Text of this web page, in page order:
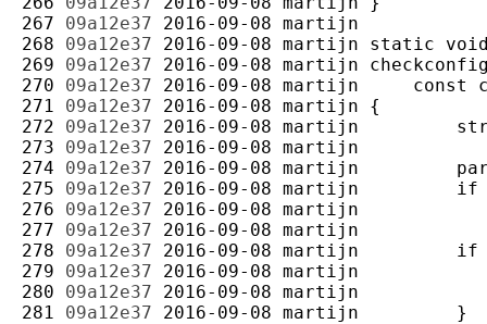
267 09a12e37 2016-09-08 martijn
268 09a12e37 2016-09-08 martijn
269 09a12e37 2016-09-08 martijn
270 09a12e37 2016-09-08 martijn
271 09a12e37 2016-09-08 martijn
272 09a12e37 2016-09-08 martijn
273 09a12e37 2016-09-08 martijn
274 09a12e37 2016-09-08 martijn
275 09a12e37 2016-09-08 martijn
276 09a12e37 2016-09-08 martijn
277 09a12e37 2016-09-08 martijn
278 09a12e37 2016-09-08 martijn
279 09a12e37 2016-09-08 martijn
280 09a12e37 2016-09-08 martijn
281 09a12e37 2016-09-08 martijn